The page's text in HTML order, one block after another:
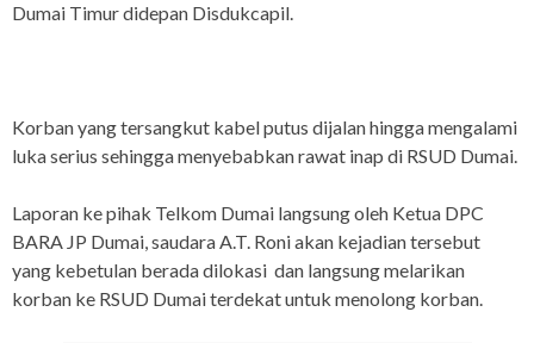
Dumai Timur didepan Disdukcapil.
Korban yang tersangkut kabel putus dijalan hingga mengalami
luka serius sehingga menyebabkan rawat inap di RSUD Dumai.
Laporan ke pihak Telkom Dumai langsung oleh Ketua DPC
BARA JP Dumai, saudara A.T. Roni akan kejadian tersebut
yang kebetulan berada dilokasi dan langsung melarikan
korban ke RSUD Dumai terdekat untuk menolong korban.